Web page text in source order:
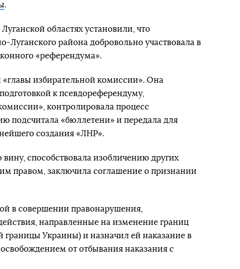
.
областях установили, что
Луганского района добровольно участвовала в
«референдума».
избирательной комиссии». Она
к псевдореферендуму,
контролировала процесс
подсчитала «бюллетени» и передала для
создания «ЛНР».
способствовала изобличению других
правом, заключила соглашение о признании
в совершении правонарушения,
направленные на изменение границ
границы Украины) и назначил ей наказание в
от отбывания наказания с